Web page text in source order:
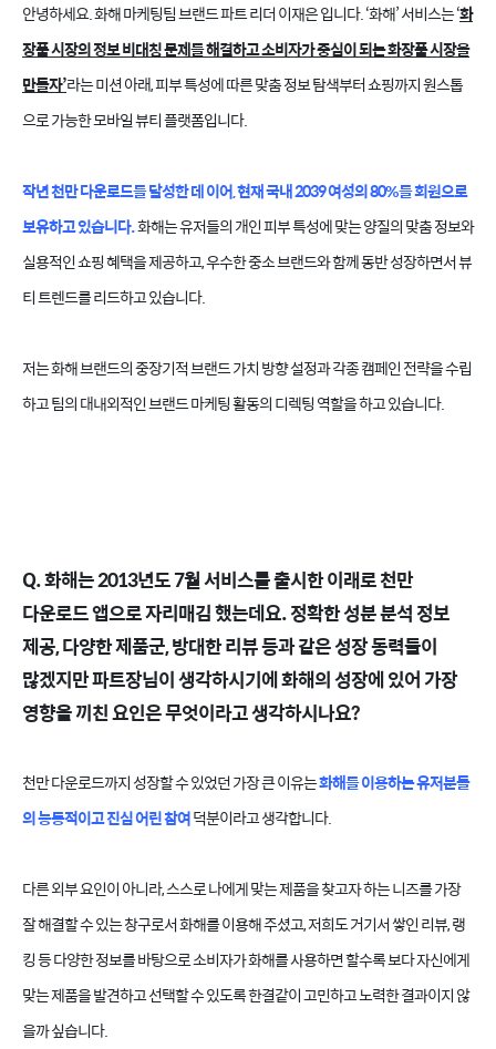
안녕하세요. 화해 마케팅팀 브랜드 파트 리더 이재은 입니다. ‘화해’ 서비스는 ‘화
장품 시장의 정보 비대칭 문제를 해결하고 소비자가 중심이 되는 화장품 시장을
만들자’라는 미션 아래, 피부 특성에 따른 맞춤 정보 탐색부터 쇼핑까지 원스톱
으로 가능한 모바일 뷰티 플랫폼입니다.
작년 천만 다운로드를 달성한 데 이어, 현재 국내 2039 여성의 80%를 회원으로
보유하고 있습니다.화해는 유저들의 개인 피부 특성에 맞는 양질의 맞춤 정보와
실용적인 쇼핑 혜택을 제공하고, 우수한 중소 브랜드와 함께 동반 성장하면서 뷰
티 트렌드를 리드하고 있습니다.
저는 화해 브랜드의 중장기적 브랜드 가치 방향 설정과 각종 캠페인 전략을 수립
하고 팀의 대내외적인 브랜드 마케팅 활동의 디렉팅 역할을 하고 있습니다.
Q. 화해는 2013년도 7월 서비스를 출시한 이래로 천만
다운로드 앱으로 자리매김 했는데요. 정확한 성분 분석 정보
제공, 다양한 제품군, 방대한 리뷰 등과 같은 성장 동력들이
많겠지만 파트장님이 생각하시기에 화해의 성장에 있어 가장
영향을 끼친 요인은 무엇이라고 생각하시나요?
천만 다운로드까지 성장할 수 있었던 가장 큰 이유는화해를 이용하는 유저분들
의 능동적이고 진심 어린 참여덕분이라고 생각합니다.
다른 외부 요인이 아니라, 스스로 나에게 맞는 제품을 찾고자 하는 니즈를 가장
잘 해결할 수 있는 창구로서 화해를 이용해 주셨고, 저희도 거기서 쌓인 리뷰, 랭
킹 등 다양한 정보를 바탕으로 소비자가 화해를 사용하면 할수록 보다 자신에게
맞는 제품을 발견하고 선택할 수 있도록 한결같이 고민하고 노력한 결과이지 않
을까 싶습니다.